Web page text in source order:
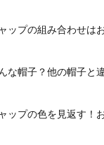
コートにパーカー
ップの組み合わせは
な帽子？他の帽子と
ップの色を見返す！